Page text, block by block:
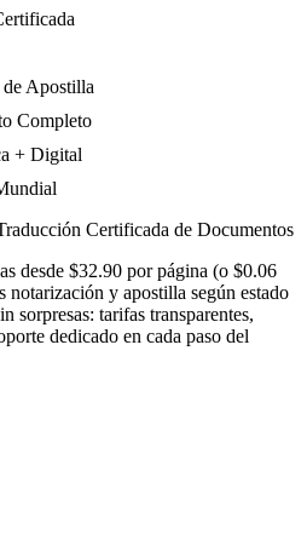
Apostilla
Completo
+ Digital
Certificada de Documentos
desde $32.90 por página (o $0.06
notarización y apostilla según estado
sorpresas: tarifas transparentes,
dedicado en cada paso del